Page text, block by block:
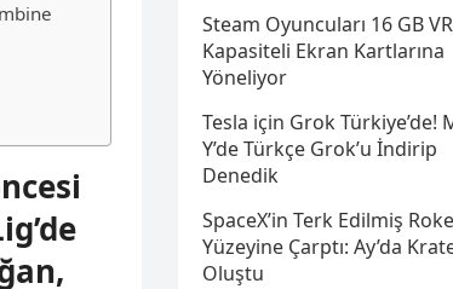
Steam Oyuncuları 16 GB
Kapasiteli Ekran Kartlarına
Yöneliyor
Tesla için Grok Türkiye’de!
Y’de Türkçe Grok’u İndirip
Denedik
SpaceX’in Terk Edilmiş
Yüzeyine Çarptı: Ay’da
Oluştu